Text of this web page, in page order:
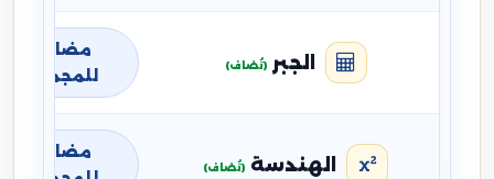
الجبر (تُضاف)
مضافة
للمجموع
الهندسة (تُضاف)
مضافة